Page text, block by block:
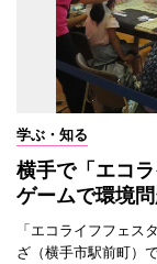
学ぶ・知る
横手で「エコ
ゲームで環境
「エコライフフェス
ざ（横手市駅前町）